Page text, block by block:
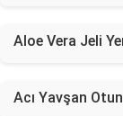
Aloe Vera Jeli
Acı Yavşan